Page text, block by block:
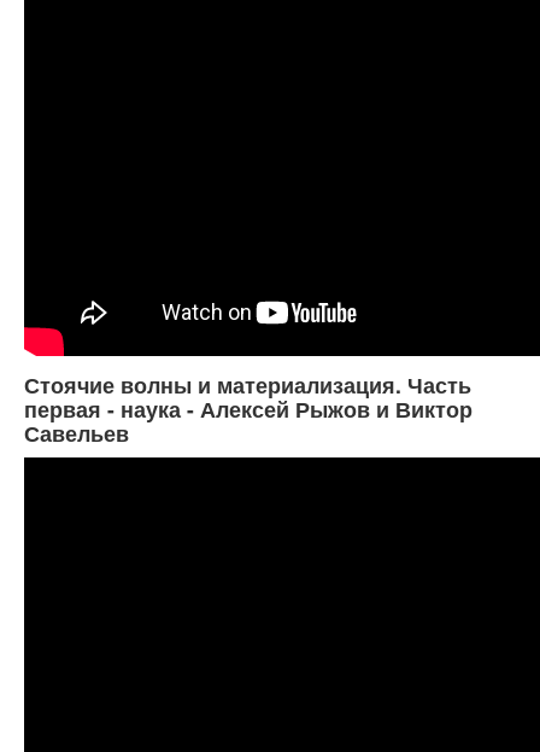
Стоячие волны и материализация. Часть
первая - наука - Алексей Рыжов и Виктор
Савельев